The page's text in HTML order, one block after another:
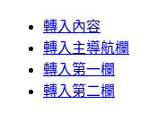
轉入內容
轉入主導航欄
轉入第一欄
轉入第二欄